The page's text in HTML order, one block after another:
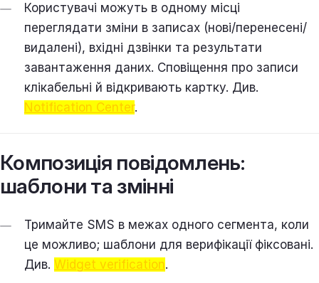
Користувачі можуть в одному місці
переглядати зміни в записах (нові/перенесені/
видалені), вхідні дзвінки та результати
завантаження даних. Сповіщення про записи
клікабельні й відкривають картку. Див.
Notification Center.
Композиція повідомлень:
шаблони та змінні
Тримайте SMS в межах одного сегмента, коли
це можливо; шаблони для верифікації фіксовані.
Див. Widget verification.